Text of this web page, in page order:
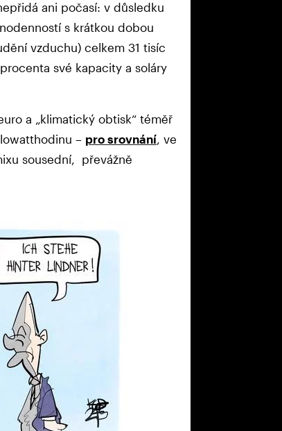
ani počasí: v důsledku
s krátkou dobou
vzduchu) celkem 31 tisíc
své kapacity a soláry
a „klimatický obtisk“ téměř
– pro srovnání, ve
sousední, převážně